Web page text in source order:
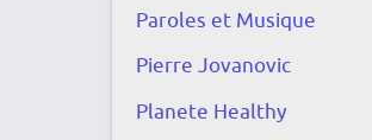
Paroles et Musique
Pierre Jovanovic
Planete Healthy